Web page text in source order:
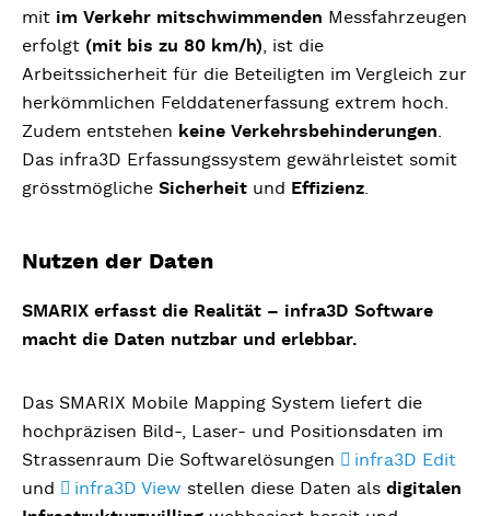
mit im Verkehr mitschwimmenden Messfahrzeugen
erfolgt (mit bis zu 80 km/h), ist die
Arbeitssicherheit für die Beteiligten im Vergleich zur
herkömmlichen Felddatenerfassung extrem hoch.
Zudem entstehen keine Verkehrsbehinderungen.
Das infra3D Erfassungssystem gewährleistet somit
grösstmögliche Sicherheit und Effizienz.
Nutzen der Daten
SMARIX erfasst die Realität – infra3D Software
macht die Daten nutzbar und erlebbar.
Das SMARIX Mobile Mapping System liefert die
hochpräzisen Bild-, Laser- und Positionsdaten im
Strassenraum Die Softwarelösungen
infra3D Edit
und
infra3D View stellen diese Daten als digitalen